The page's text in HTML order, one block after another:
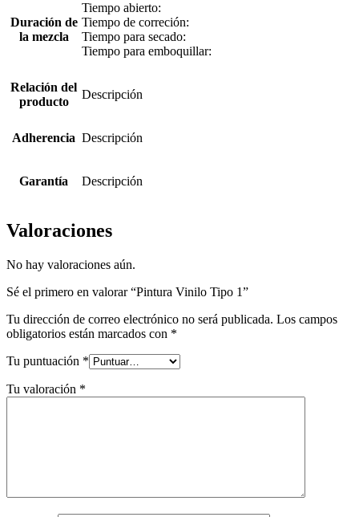
Duración de
la mezcla
Tiempo abierto:
Tiempo de correción:
Tiempo para secado:
Tiempo para emboquillar:
Relación del
producto
Descripción
Adherencia Descripción
Garantía Descripción
Valoraciones
No hay valoraciones aún.
Sé el primero en valorar “Pintura Vinilo Tipo 1”
Tu dirección de correo electrónico no será publicada. Los campos
obligatorios están marcados con *
Tu puntuación *
Tu valoración *